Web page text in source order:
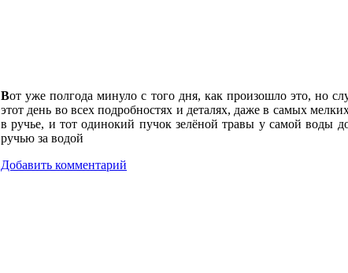
Вот уже полгода минуло с того дня, как произошло это, но
этот день во всех подробностях и деталях, даже в самых
в ручье, и тот одинокий пучок зелёной травы у самой воды
ручью за водой
Добавить комментарий